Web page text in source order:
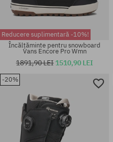
Mărimi existente:
37.5; 38; 39
Reducere suplimentară -10%!
Încălțăminte pentru snowboard
Vans Encore Pro Wmn
1891,90 LEI 1510,90 LEI
-20%